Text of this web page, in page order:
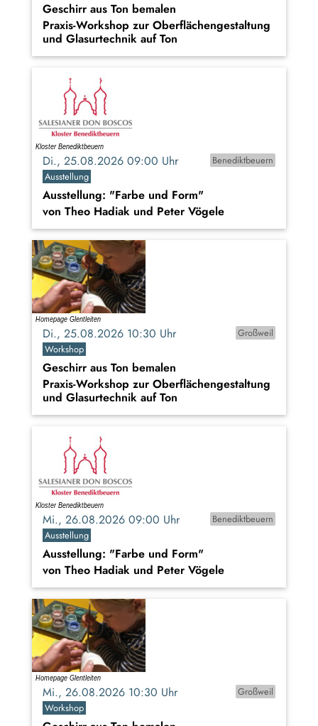
Geschirr aus Ton bemalen
Praxis-Workshop zur Oberflächengestaltung
und Glasurtechnik auf Ton
Di., 25.08.2026 09:00 Uhr
Benediktbeuern
Ausstellung
Ausstellung: "Farbe und Form"
von Theo Hadiak und Peter Vögele
Di., 25.08.2026 10:30 Uhr
Großweil
Workshop
Geschirr aus Ton bemalen
Praxis-Workshop zur Oberflächengestaltung
und Glasurtechnik auf Ton
Mi., 26.08.2026 09:00 Uhr
Benediktbeuern
Ausstellung
Ausstellung: "Farbe und Form"
von Theo Hadiak und Peter Vögele
Mi., 26.08.2026 10:30 Uhr
Großweil
Workshop